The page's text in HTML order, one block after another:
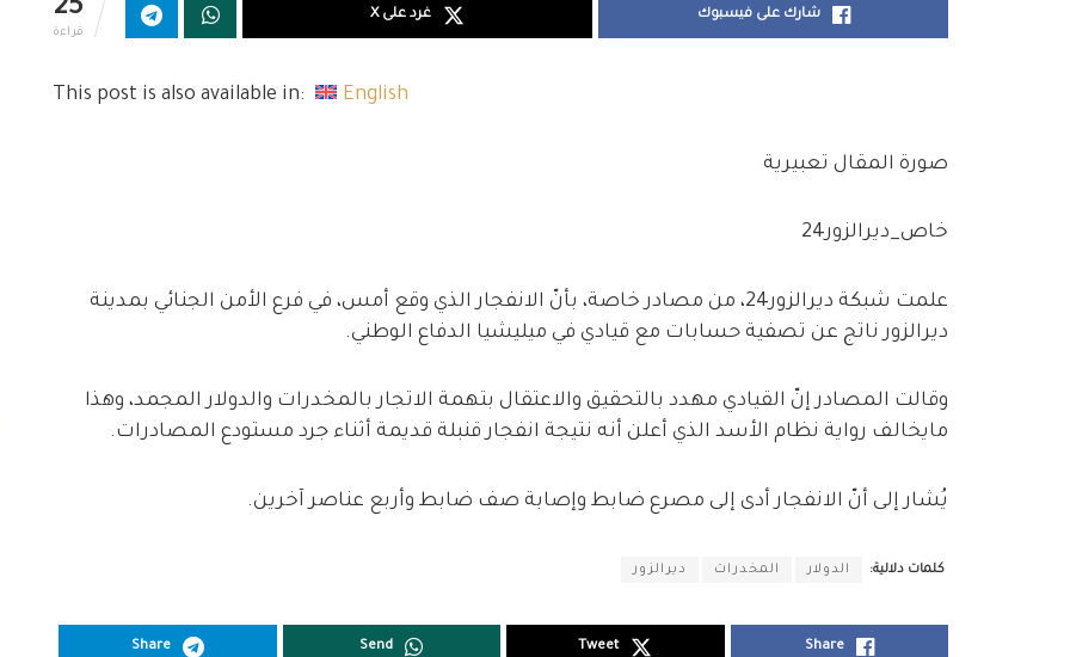
25
قراءة
شارك على فيسبوك غرد على X
This post is also available in: English
صورة المقال تعبيرية
خاص_ديرالزور24
علمت شبكة ديرالزور24، من مصادر خاصة، بأنّ الانفجار الذي وقع أمس، في فرع الأمن الجنائي بمدينة
ديرالزور ناتج عن تصفية حسابات مع قيادي في ميليشيا الدفاع الوطني.
وقالت المصادر إنّ القيادي مهدد بالتحقيق والاعتقال بتهمة الاتجار بالمخدرات والدولار المجمد، وهذا
مايخالف رواية نظام الأسد الذي أعلن أنه نتيجة انفجار قنبلة قديمة أثناء جرد مستودع المصادرات.
يُشار إلى أنّ الانفجار أدى إلى مصرع ضابط وإصابة صف ضابط وأربع عناصر آخرين.
كلمات دلالية: الدولار المخدرات ديرالزور
Share
Tweet
Send
Share